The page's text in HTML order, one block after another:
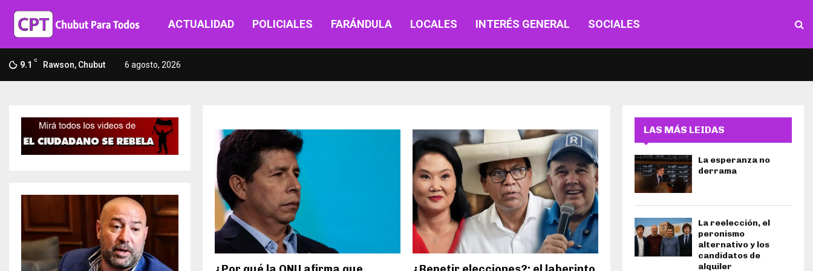
ACTUALIDAD POLICIALES FARÁNDULA LOCALES INTERÉS GENERAL SOCIALES
9.1 C Rawson, Chubut 6 agosto, 2026
LAS MÁS LEIDAS
La esperanza no
derrama
La reelección, el
peronismo
alternativo y los
candidatos de
alquiler